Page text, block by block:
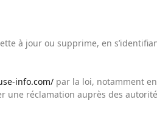
à jour ou supprime, en
info.com/ par la loi, notamment en
une réclamation auprès des